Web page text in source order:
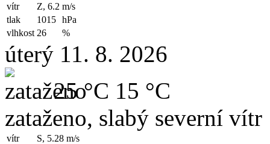
vítr Z, 6.2 m/s
tlak
1015 hPa
vlhkost 26 %
úterý 11. 8. 2026
25 °C 15 °C
zataženo, slabý severní vítr
vítr S, 5.28 m/s